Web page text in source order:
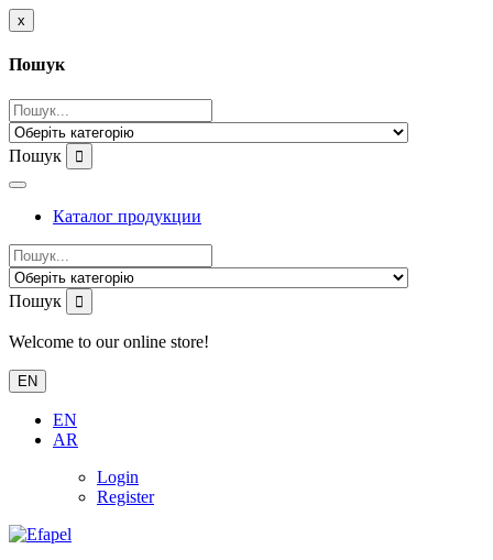
x
Пошук
Пошук
Каталог продукции
Пошук
Welcome to our online store!
EN
EN
AR
Login
Register